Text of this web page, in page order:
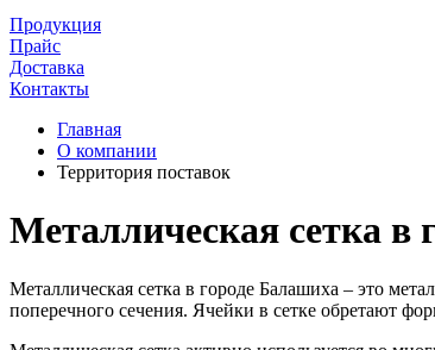
Продукция
Прайс
Доставка
Контакты
Главная
О компании
Территория поставок
Металлическая сетка в
Металлическая сетка в городе Балашиха – это
поперечного сечения. Ячейки в сетке обретают